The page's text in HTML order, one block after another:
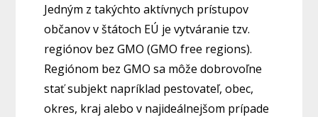
Jedným z takýchto aktívnych prístupov
občanov v štátoch EÚ je vytváranie tzv.
regiónov bez GMO (GMO free regions).
Regiónom bez GMO sa môže dobrovoľne
stať subjekt napríklad pestovateľ, obec,
okres, kraj alebo v najideálnejšom prípade